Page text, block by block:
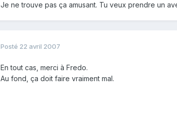
Je ne trouve pas ça amusant. Tu veux prendre un
Posté 22 avril 2007
En tout cas, merci à Fredo.
Au fond, ça doit faire vraiment mal.